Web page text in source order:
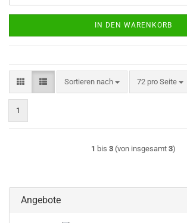
IN DEN WARENKORB
Sortieren nach
Sortieren nach 72 pro Seite
pro Seite
1
1 bis 3 (von insgesamt 3)
Angebote